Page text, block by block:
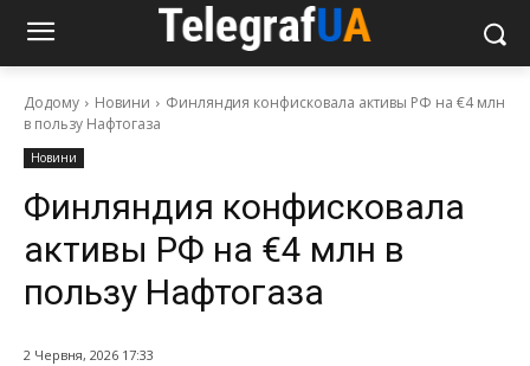
Додому Новини
Финляндия конфисковала активы РФ на €4 млн
в пользу Нафтогаза
Новини
Финляндия конфисковала
активы РФ на €4 млн в
пользу Нафтогаза
2 Червня, 2026 17:33